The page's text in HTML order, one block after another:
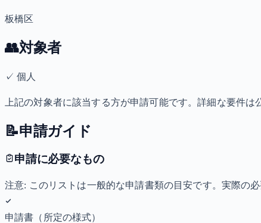
板橋区
👥対象者
✓個人
上記の対象者に該当する方が申請可能です。詳細な要件は
📝申請ガイド
申請に必要なもの
注意: このリストは一般的な申請書類の目安です。実際の
申請書（所定の様式）